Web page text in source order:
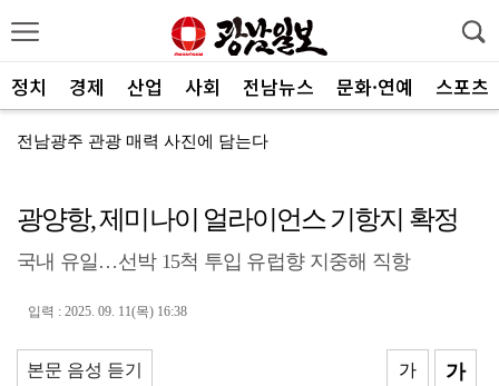
정치 경제 산업 사회 전남뉴스 문화·연예 스포츠
전남광주 관광 매력 사진에 담는다
중기부, 지방소멸 대응 유공자 찾는다
광산구자원봉사센터, 폭염 대응 통합자원지원단 활동
ACC '아시아의 장치들'전···누적 관람객 10만명 ...
SOOP 수퍼스, 고의정·서지혜 영입…전력 보강
광양항, 제미나이 얼라이언스 기항지 확정
국내 유일…선박 15척 투입 유럽향 지중해 직항
입력 : 2025. 09. 11(목) 16:38
본문 음성 듣기 가
가